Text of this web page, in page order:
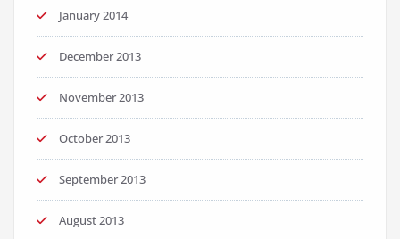
January 2014
December 2013
November 2013
October 2013
September 2013
August 2013